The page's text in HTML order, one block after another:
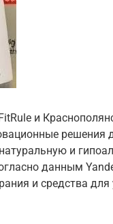
и
решения
и
данным
и средства для